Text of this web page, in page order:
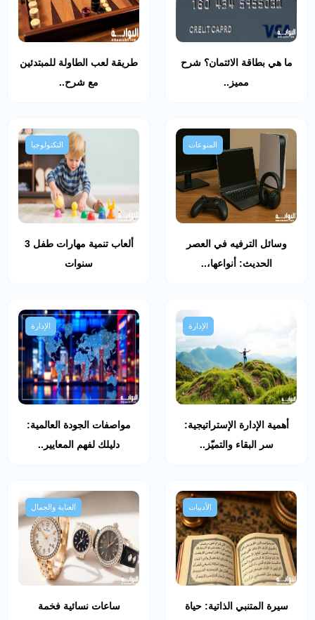
ما هي بطاقة الائتمان؟ شرح
مميز..
طريقة لعب الطاولة للمبتدئين
مع شرح..
المنوعات
وسائل الترفيه في العصر
الحديث: أنواعها،..
التكنولوجيا
ألعاب تنمية مهارات طفل 3
سنوات
الإدارة
أهمية الإدارة الإستراتيجية:
سر البقاء والتميّز..
الإدارة
مواصفات الجودة العالمية:
دليلك لفهم المعايير..
الأدبيات
سيرة المتنبي الذاتية: حياة
العناية والجمال
ساعات نسائية فخمة